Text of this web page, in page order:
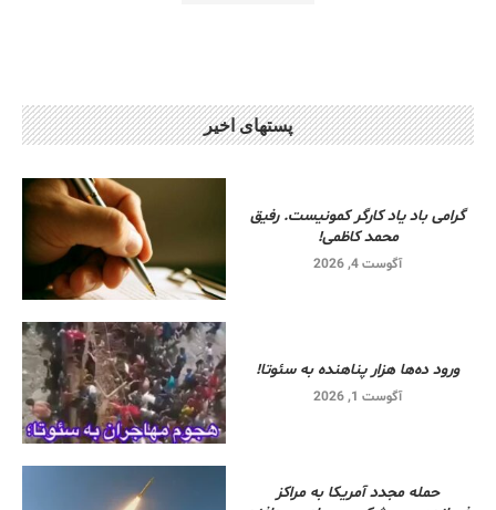
پستهای اخیر
گرامی باد یاد کارگر کمونیست. رفیق
محمد کاظمی!
آگوست 4, 2026
ورود ده‌ها هزار پناهنده به سئوتا!
آگوست 1, 2026
حمله مجدد آمریکا به مراکز